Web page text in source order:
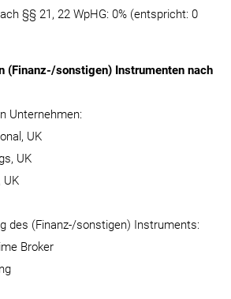
§§ 21, 22 WpHG: 0% (entspricht: 0
(Finanz-/sonstigen) Instrumenten nach
Unternehmen:
UK
UK
UK
des (Finanz-/sonstigen) Instruments:
Broker